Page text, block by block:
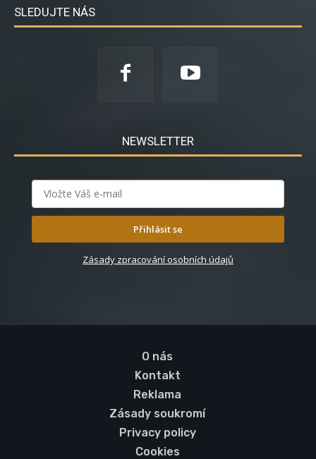
SLEDUJTE NÁS
NEWSLETTER
Přihlásit se
Zásady zpracování osobních údajů
O nás
Kontakt
Reklama
Zásady soukromí
Privacy policy
Cookies